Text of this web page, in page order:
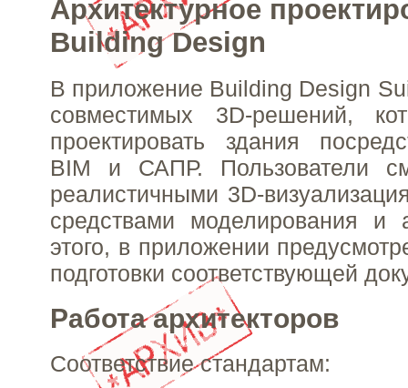
Архитектурное
Building Design
В приложение Building Design
совместимых 3D-решений,
проектировать здания
BIM и САПР. Пользователи
реалистичными 3D-
средствами моделирования и
этого, в приложении
подготовки соответствующей
Работа архитекторов
Соответствие стандартам: